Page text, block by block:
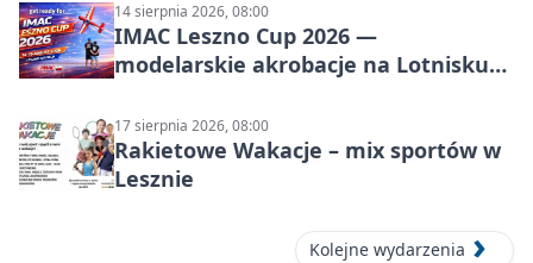
14 sierpnia 2026, 08:00
IMAC Leszno Cup 2026 —
modelarskie akrobacje na Lotnisku
17 sierpnia 2026, 08:00
Rakietowe Wakacje – mix sportów w
Lesznie
Kolejne wydarzenia